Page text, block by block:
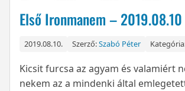
Első Ironmanem – 2019.08.10
2019.08.10. Szerző:Szabó Péter
Kicsit furcsa az agyam és valamiért
nekem az a mindenki által